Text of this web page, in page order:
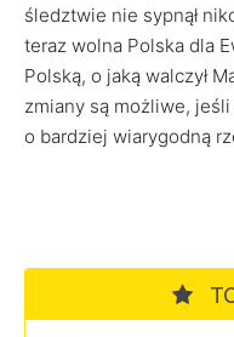
śledztwie nie sypnął
teraz wolna Polska dla
Polską, o jaką walczył
zmiany są możliwe,
o bardziej wiarygodną